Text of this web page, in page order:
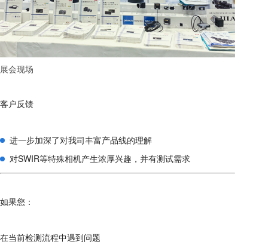
展会现场
客户反馈
进一步加深了对我司丰富产品线的理解
对SWIR等特殊相机产生浓厚兴趣，并有测试需求
如果您：
在当前检测流程中遇到问题